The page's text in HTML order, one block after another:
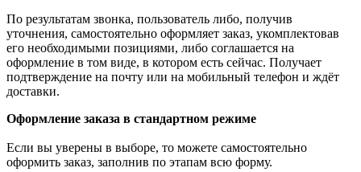
По результатам звонка, пользователь либо, получив
уточнения, самостоятельно оформляет заказ, укомплектовав
его необходимыми позициями, либо соглашается на
оформление в том виде, в котором есть сейчас. Получает
подтверждение на почту или на мобильный телефон и ждёт
доставки.
Оформление заказа в стандартном режиме
Если вы уверены в выборе, то можете самостоятельно
оформить заказ, заполнив по этапам всю форму.